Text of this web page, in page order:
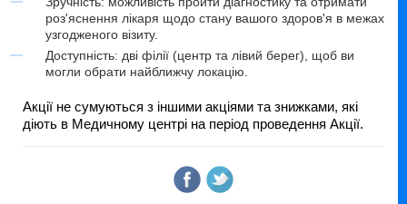
роз'яснення лікаря щодо стану вашого здоров'я в межах
узгодженого візиту.
Доступність: дві філії (центр та лівий берег), щоб ви
могли обрати найближчу локацію.
Акції не сумуються з іншими акціями та знижками, які
діють в Медичному центрі на період проведення Акції.